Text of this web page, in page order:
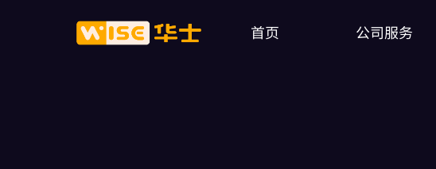
首页 公司服务